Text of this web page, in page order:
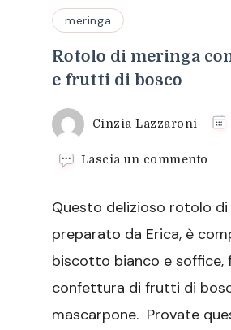
meringa
Rotolo di meringa
e frutti di bosco
Cinzia Lazzaroni
Lascia un commento
e
di
Questo delizioso rotolo di
preparato da Erica, è
biscotto bianco e soffice,
confettura di frutti di
mascarpone. Provate